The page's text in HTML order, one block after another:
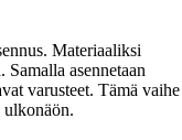
Materiaaliksi
asennetaan
varusteet. Tämä vaihe
ulkonäön.